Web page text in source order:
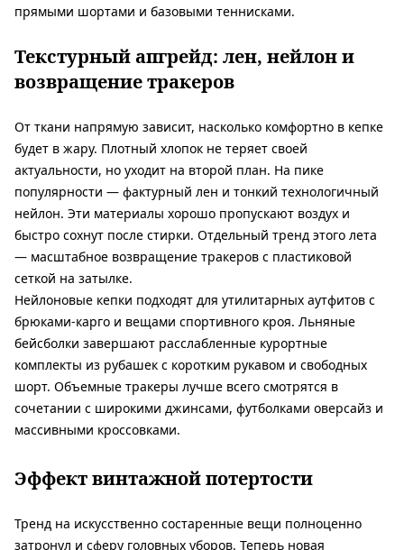
прямыми шортами и базовыми теннисками.
Текстурный апгрейд: лен, нейлон и
возвращение тракеров
От ткани напрямую зависит, насколько комфортно в кепке
будет в жару. Плотный хлопок не теряет своей
актуальности, но уходит на второй план. На пике
популярности — фактурный лен и тонкий технологичный
нейлон. Эти материалы хорошо пропускают воздух и
быстро сохнут после стирки. Отдельный тренд этого лета
— масштабное возвращение тракеров с пластиковой
сеткой на затылке.
Нейлоновые кепки подходят для утилитарных аутфитов с
брюками-карго и вещами спортивного кроя. Льняные
бейсболки завершают расслабленные курортные
комплекты из рубашек с коротким рукавом и свободных
шорт. Объемные тракеры лучше всего смотрятся в
сочетании с широкими джинсами, футболками оверсайз и
массивными кроссовками.
Эффект винтажной потертости
Тренд на искусственно состаренные вещи полноценно
затронул и сферу головных уборов. Теперь новая